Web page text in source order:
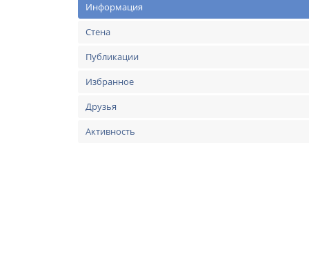
Информация
Стена
Публикации
Избранное
Друзья
Активность